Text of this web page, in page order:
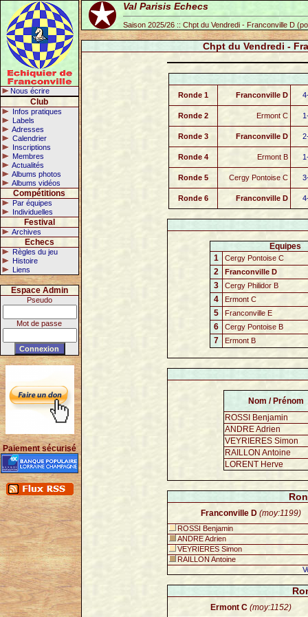
Nous écrire
Club
Infos pratiques
Labels
Adresses
Calendrier
Inscriptions
Membres
Actualités
Albums photos
Albums vidéos
Compétitions
Par équipes
Individuelles
Festival
Archives
Echecs
Règles du jeu
Histoire
Liens
Espace Admin
Pseudo
Mot de passe
Paiement sécurisé
Val Parisis Echecs
Saison 2025/26 :: Chpt du Vendredi - Franconville D
Chpt du Vendredi -
Ronde 1 Franconville D
Ronde 2 Ermont C
Ronde 3 Franconville D
Ronde 4 Ermont B
Ronde 5 Cergy Pontoise C
Ronde 6 Franconville D
Equipes
1
Cergy Pontoise C
2 Franconville D
3 Cergy Philidor B
4 Ermont C
5 Franconville E
6 Cergy Pontoise B
7 Ermont B
Nom / Prénom
ROSSI Benjamin
ANDRE Adrien
VEYRIERES Simon
RAILLON Antoine
LORENT Herve
Franconville D (moy:1199)
ROSSI Benjamin
ANDRE Adrien
VEYRIERES Simon
RAILLON Antoine
Ermont C (moy:1152)